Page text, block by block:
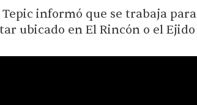
informó que se trabaja
ubicado en El Rincón o el Ejido